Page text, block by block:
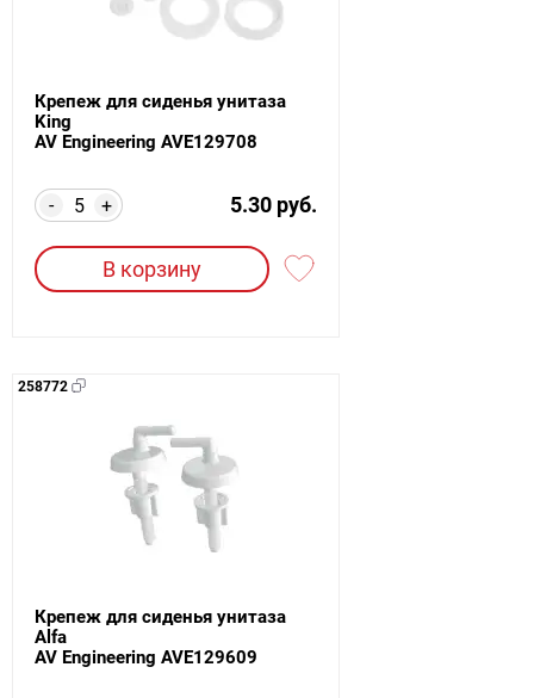
Крепеж для сиденья унитаза
King
AV Engineering AVE129708
+
- 5.30 руб.
В корзину
258772
Крепеж для сиденья унитаза
Alfa
AV Engineering AVE129609